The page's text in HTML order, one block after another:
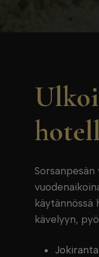
käytännössä
kävelyyn,